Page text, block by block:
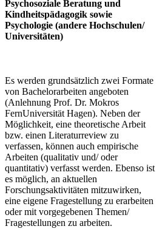
Psychosoziale Beratung und
Kindheitspädagogik sowie
Psychologie (andere Hochschulen/
Universitäten)
Es werden grundsätzlich zwei Formate
von Bachelorarbeiten angeboten
(Anlehnung Prof. Dr. Mokros
FernUniversität Hagen). Neben der
Möglichkeit, eine theoretische Arbeit
bzw. einen Literaturreview zu
verfassen, können auch empirische
Arbeiten (qualitativ und/ oder
quantitativ) verfasst werden. Ebenso ist
es möglich, an aktuellen
Forschungsaktivitäten mitzuwirken,
eine eigene Fragestellung zu erarbeiten
oder mit vorgegebenen Themen/
Fragestellungen zu arbeiten.